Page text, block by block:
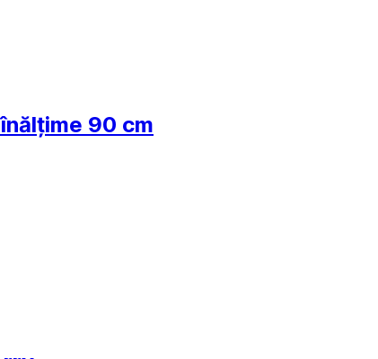
90 cm